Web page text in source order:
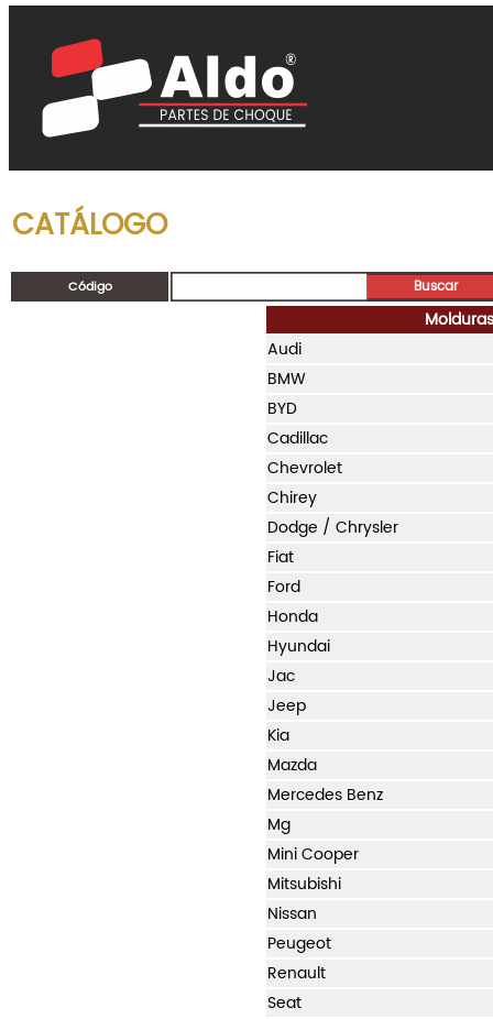
CATÁLOGO
Código
Audi
BMW
BYD
Cadillac
Chevrolet
Chirey
Dodge / Chrysler
Fiat
Ford
Honda
Hyundai
Jac
Jeep
Kia
Mazda
Mercedes Benz
Mg
Mini Cooper
Mitsubishi
Nissan
Peugeot
Renault
Seat